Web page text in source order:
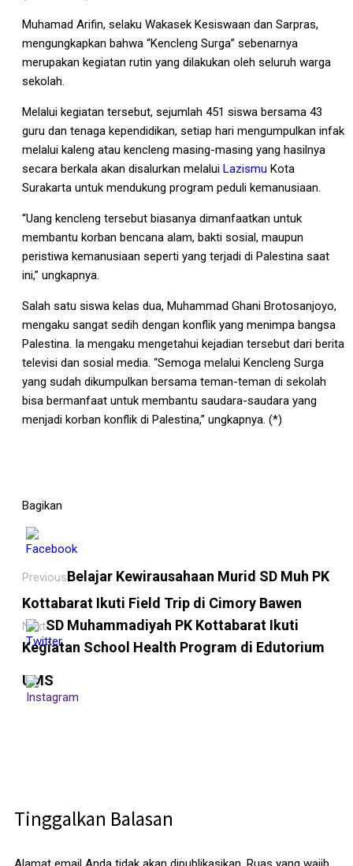
Muhamad Arifin, selaku Wakasek Kesiswaan dan Sarpras,
mengungkapkan bahwa “Kencleng Surga” sebenarnya
merupakan kegiatan rutin yang dilakukan oleh seluruh warga
sekolah.
Melalui kegiatan tersebut, sejumlah 451 siswa bersama 43
guru dan tenaga kependidikan, setiap hari mengumpulkan infak
melalui kaleng atau kencleng masing-masing yang hasilnya
secara berkala akan disalurkan melalui Lazismu Kota
Surakarta untuk mendukung program peduli kemanusiaan.
“Uang kencleng tersebut biasanya dimanfaatkan untuk
membantu korban bencana alam, bakti sosial, maupun
peristiwa kemanusiaan seperti yang terjadi di Palestina saat
ini,” ungkapnya.
Salah satu siswa kelas dua, Muhammad Ghani Brotosanjoyo,
mengaku sangat sedih dengan konflik yang menimpa bangsa
Palestina. Ia mengaku mengetahui kejadian tersebut dari berita
televisi dan sosial media. “Semoga melalui Kencleng Surga
yang sudah dikumpulkan bersama teman-teman di sekolah
bisa bermanfaat untuk membantu saudara-saudara yang
menjadi korban konflik di Palestina,” ungkapnya. (*)
Bagikan
PreviousBelajar Kewirausahaan Murid SD Muh PK
Kottabarat Ikuti Field Trip di Cimory Bawen
NextSD Muhammadiyah PK Kottabarat Ikuti
Kegiatan School Health Program di Edutorium
UMS
Tinggalkan Balasan